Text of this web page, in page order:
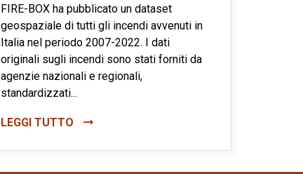
FIRE-BOX ha pubblicato un dataset
geospaziale di tutti gli incendi avvenuti in
Italia nel periodo 2007-2022. I dati
originali sugli incendi sono stati forniti da
agenzie nazionali e regionali,
standardizzati...
LEGGI TUTTO